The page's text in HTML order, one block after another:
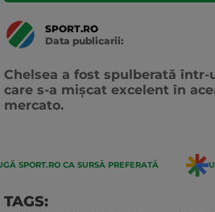
SPORT.RO
Data publicarii:
Chelsea a fost spulberată într-
care s-a mișcat excelent în
mercato.
SPORT.RO CA SURSĂ PREFERATĂ
TAGS: